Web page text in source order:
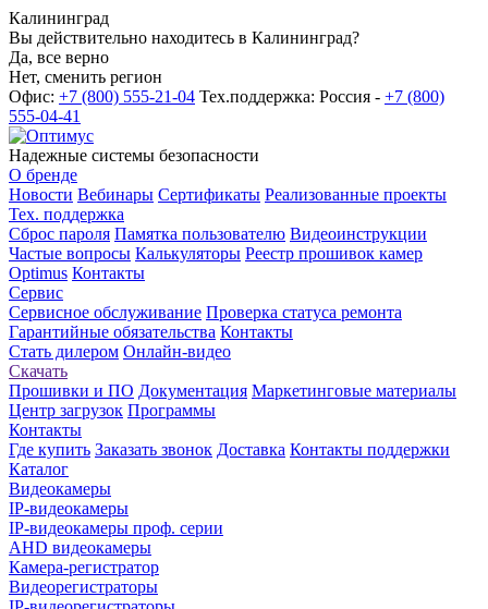
Калининград
Вы действительно находитесь в Калининград?
Да, все верно
Нет, сменить регион
Офис: +7 (800) 555-21-04 Тех.поддержка: Россия - +7 (800)
555-04-41
Надежные системы безопасности
О бренде
Новости Вебинары Сертификаты Реализованные проекты
Тех. поддержка
Сброс пароля Памятка пользователю Видеоинструкции
Частые вопросы Калькуляторы Реестр прошивок камер
Optimus Контакты
Сервис
Сервисное обслуживание Проверка статуса ремонта
Гарантийные обязательства Контакты
Стать дилером Онлайн-видео
Скачать
Прошивки и ПО Документация Маркетинговые материалы
Центр загрузок Программы
Контакты
Где купить Заказать звонок Доставка Контакты поддержки
Каталог
Видеокамеры
IP-видеокамеры
IP-видеокамеры проф. серии
AHD видеокамеры
Камера-регистратор
Видеорегистраторы